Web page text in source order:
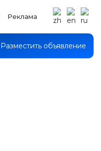
Реклама
Разместить объявление